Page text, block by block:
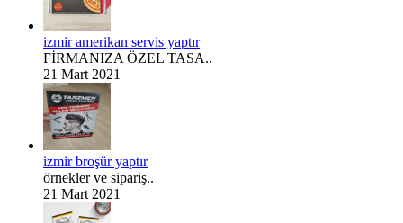
izmir amerikan servis yaptır
FİRMANIZA ÖZEL TASA..
21 Mart 2021
izmir broşür yaptır
örnekler ve sipariş..
21 Mart 2021